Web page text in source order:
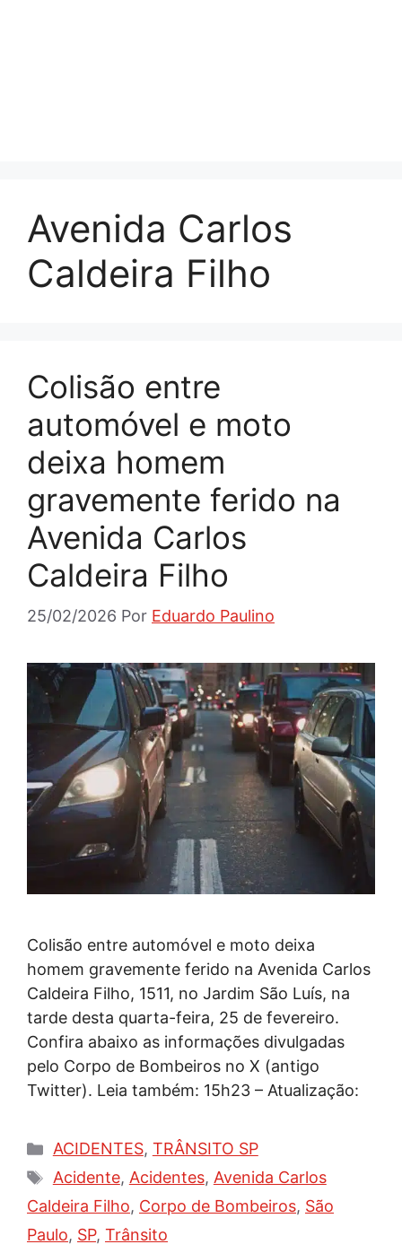
Avenida Carlos
Caldeira Filho
Colisão entre
automóvel e moto
deixa homem
gravemente ferido na
Avenida Carlos
Caldeira Filho
25/02/2026 Por Eduardo Paulino
Colisão entre automóvel e moto deixa
homem gravemente ferido na Avenida Carlos
Caldeira Filho, 1511, no Jardim São Luís, na
tarde desta quarta-feira, 25 de fevereiro.
Confira abaixo as informações divulgadas
pelo Corpo de Bombeiros no X (antigo
Twitter). Leia também: 15h23 – Atualização:
Categorias
ACIDENTES, TRÂNSITO SP
Tags
Acidente, Acidentes, Avenida Carlos
Caldeira Filho, Corpo de Bombeiros, São
Paulo, SP, Trânsito